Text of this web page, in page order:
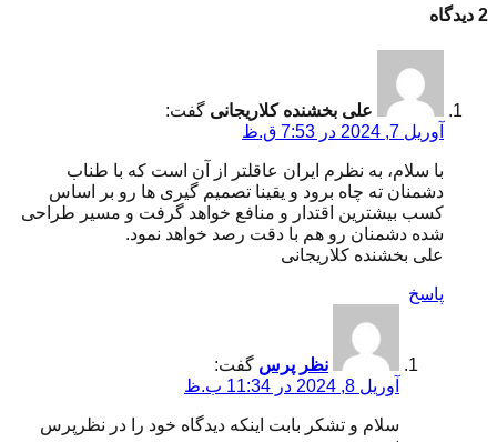
2 دیدگاه
علی بخشنده کلاریجانی گفت:
آوریل 7, 2024 در 7:53 ق.ظ
با سلام، به نظرم ایران عاقلتر از آن است که با طناب
دشمنان ته چاه برود و یقینا تصمیم گیری ها رو بر اساس
کسب بیشترین اقتدار و منافع خواهد گرفت و مسیر طراحی
شده دشمنان رو هم با دقت رصد خواهد نمود.
علی بخشنده کلاریجانی
پاسخ
نظر پرس گفت:
آوریل 8, 2024 در 11:34 ب.ظ
سلام و تشکر بابت اینکه دیدگاه خود را در نظرپرس